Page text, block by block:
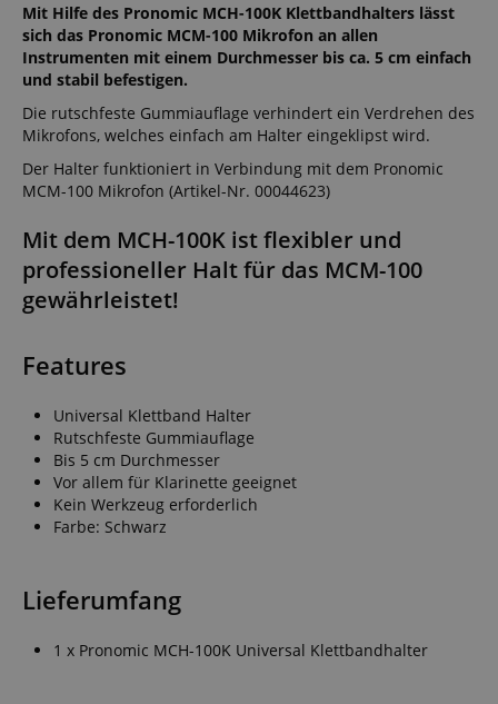
Mit Hilfe des Pronomic MCH-100K Klettbandhalters lässt
sich das Pronomic MCM-100 Mikrofon an allen
Instrumenten mit einem Durchmesser bis ca. 5 cm einfach
und stabil befestigen.
Die rutschfeste Gummiauflage verhindert ein Verdrehen des
Mikrofons, welches einfach am Halter eingeklipst wird.
Der Halter funktioniert in Verbindung mit dem Pronomic
MCM-100 Mikrofon (Artikel-Nr. 00044623)
Mit dem MCH-100K ist flexibler und
professioneller Halt für das MCM-100
gewährleistet!
Features
Universal Klettband Halter
Rutschfeste Gummiauflage
Bis 5 cm Durchmesser
Vor allem für Klarinette geeignet
Kein Werkzeug erforderlich
Farbe: Schwarz
Lieferumfang
1 x Pronomic MCH-100K Universal Klettbandhalter